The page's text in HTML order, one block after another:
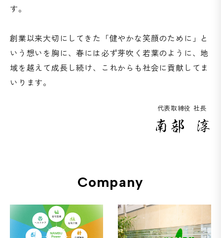
す。
創業以来大切にしてきた「健やかな笑顔のために」と
いう想いを胸に、春には必ず芽吹く若葉のように、地
域を越えて成長し続け、これからも社会に貢献してま
いります。
代表取締役 社長
Company